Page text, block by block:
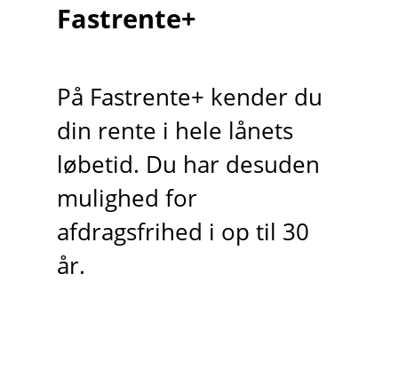
Fastrente+
På Fastrente+ kender du
din rente i hele lånets
løbetid. Du har desuden
mulighed for
afdragsfrihed i op til 30
år.